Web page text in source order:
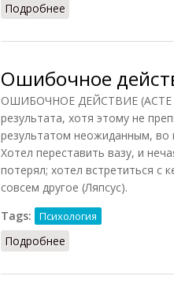
Подробнее
Ошибочное
ОШИБОЧНОЕ ДЕЙСТВИЕ (АСТЕ
результата, хотя этому не
результатом неожиданным, во
Хотел переставить вазу, и
потерял; хотел встретиться с
совсем другое (Ляпсус).
Tags:
Психология
Подробнее